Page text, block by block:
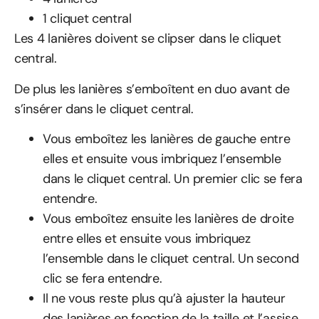
1 cliquet central
Les 4 lanières doivent se clipser dans le cliquet
central.
De plus les lanières s’emboîtent en duo avant de
s’insérer dans le cliquet central.
Vous emboîtez les lanières de gauche entre
elles et ensuite vous imbriquez l’ensemble
dans le cliquet central. Un premier clic se fera
entendre.
Vous emboîtez ensuite les lanières de droite
entre elles et ensuite vous imbriquez
l’ensemble dans le cliquet central. Un second
clic se fera entendre.
Il ne vous reste plus qu’à ajuster la hauteur